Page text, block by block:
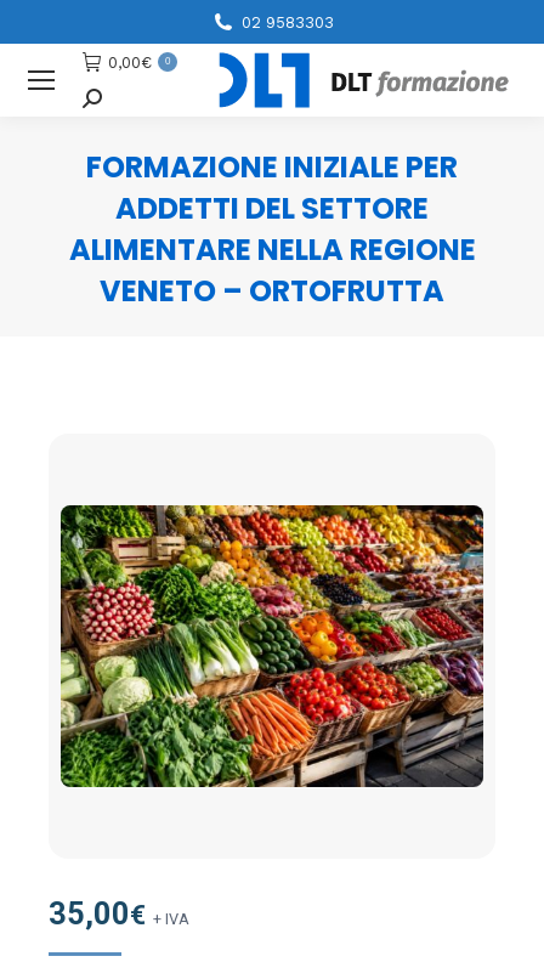
02 9583303
0,00€ 0
Cerca
FORMAZIONE INIZIALE PER
ADDETTI DEL SETTORE
ALIMENTARE NELLA REGIONE
VENETO – ORTOFRUTTA
35,00€ + IVA